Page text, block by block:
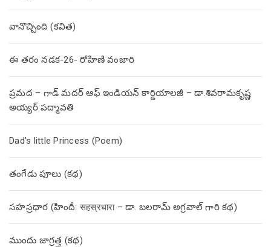
వానొచ్చింది (కవిత)
ఈ తరం నడక-26- రోహిణి వంజారి
ప్రమద – గాడ్ మదర్ ఆఫ్ ఇండియన్ కార్డియాలజీ – డా.శివరామకృష్ణ
అయ్యర్ పద్మావతి
Dad’s little Princess (Poem)
తంగేడు పూలు (క‌థ‌)
సహస్రధార (హిందీ: सहस्रधारा – డా. బలరామ్ అగ్రవాల్ గారి కథ)
ముందు జాగ్రత్త (క‌థ‌)